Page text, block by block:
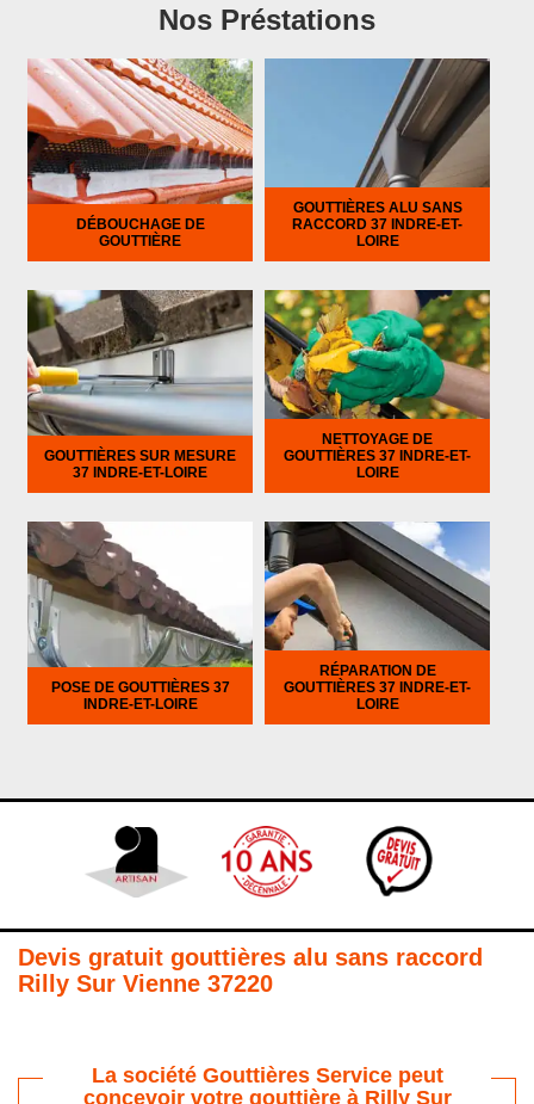
Nos Préstations
DÉBOUCHAGE DE
GOUTTIÈRE
GOUTTIÈRES ALU SANS
RACCORD 37 INDRE-ET-
LOIRE
GOUTTIÈRES SUR MESURE
37 INDRE-ET-LOIRE
NETTOYAGE DE
GOUTTIÈRES 37 INDRE-ET-
LOIRE
POSE DE GOUTTIÈRES 37
INDRE-ET-LOIRE
RÉPARATION DE
GOUTTIÈRES 37 INDRE-ET-
LOIRE
Devis gratuit gouttières alu sans raccord
Rilly Sur Vienne 37220
La société Gouttières Service peut
concevoir votre gouttière à Rilly Sur